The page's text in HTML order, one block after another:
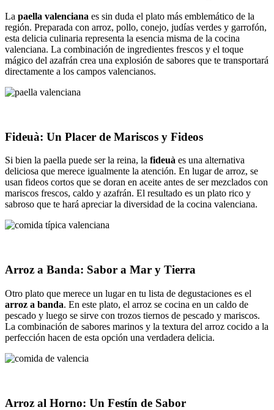
La paella valenciana es sin duda el plato más emblemático de la
región. Preparada con arroz, pollo, conejo, judías verdes y garrofón,
esta delicia culinaria representa la esencia misma de la cocina
valenciana. La combinación de ingredientes frescos y el toque
mágico del azafrán crea una explosión de sabores que te transportará
directamente a los campos valencianos.
Fideuà: Un Placer de Mariscos y Fideos
Si bien la paella puede ser la reina, la fideuà es una alternativa
deliciosa que merece igualmente la atención. En lugar de arroz, se
usan fideos cortos que se doran en aceite antes de ser mezclados con
mariscos frescos, caldo y azafrán. El resultado es un plato rico y
sabroso que te hará apreciar la diversidad de la cocina valenciana.
Arroz a Banda: Sabor a Mar y Tierra
Otro plato que merece un lugar en tu lista de degustaciones es el
arroz a banda. En este plato, el arroz se cocina en un caldo de
pescado y luego se sirve con trozos tiernos de pescado y mariscos.
La combinación de sabores marinos y la textura del arroz cocido a la
perfección hacen de esta opción una verdadera delicia.
Arroz al Horno: Un Festín de Sabor